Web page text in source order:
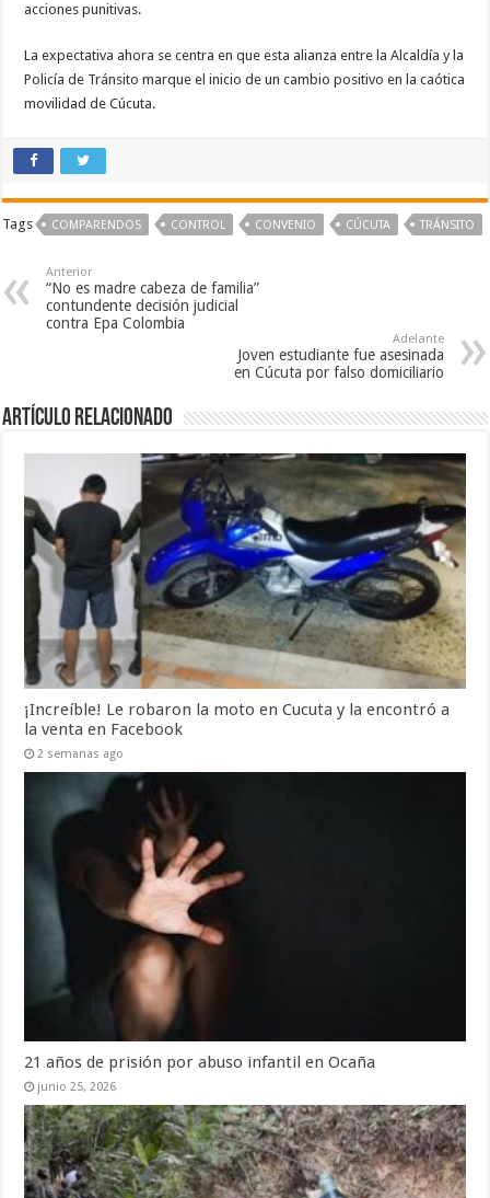
acciones punitivas.
La expectativa ahora se centra en que esta alianza entre la Alcaldía y la
Policía de Tránsito marque el inicio de un cambio positivo en la caótica
movilidad de Cúcuta.
Tags COMPARENDOS CONTROL CONVENIO CÚCUTA TRÁNSITO
Anterior
“No es madre cabeza de familia”
contundente decisión judicial
contra Epa Colombia
Adelante
Joven estudiante fue asesinada
en Cúcuta por falso domiciliario
Artículo Relacionado
¡Increíble! Le robaron la moto en Cucuta y la encontró a
la venta en Facebook
2 semanas ago
21 años de prisión por abuso infantil en Ocaña
junio 25, 2026